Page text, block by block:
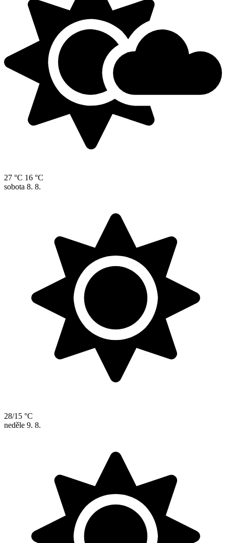
27 °C 16 °C
sobota 8. 8.
28/15 °C
neděle 9. 8.